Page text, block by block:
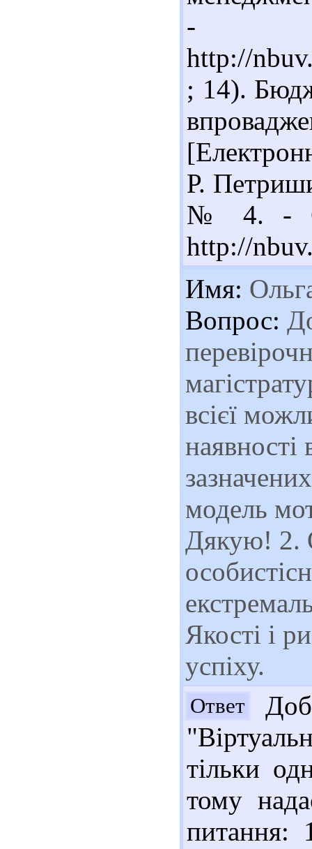
-
http://
; 14).
Р.
№ 4. - С.
http://
Имя:
Вопрос:
всієї
наявності
модель
Дякую! 2.
Якості і
успіху.
Ответ
тільки
тому
питання: